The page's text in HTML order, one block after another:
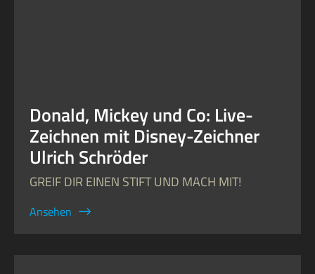
Donald, Mickey und Co: Live-
Zeichnen mit Disney-Zeichner
Ulrich Schröder
GREIF DIR EINEN STIFT UND MACH MIT!
Ansehen